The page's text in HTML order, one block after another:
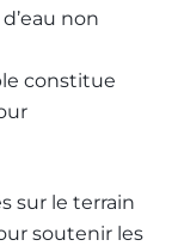
non
constitue
sur le terrain
soutenir les